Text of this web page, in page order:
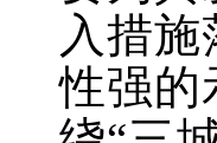
入措
性强的